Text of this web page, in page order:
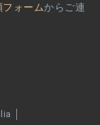
ォームからご連